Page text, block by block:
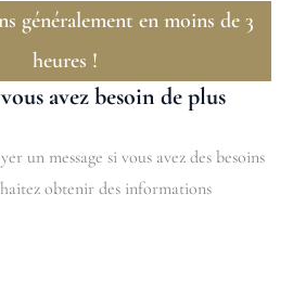
généralement en moins de 3
heures !
avez besoin de plus
un message si vous avez des besoins
obtenir des informations